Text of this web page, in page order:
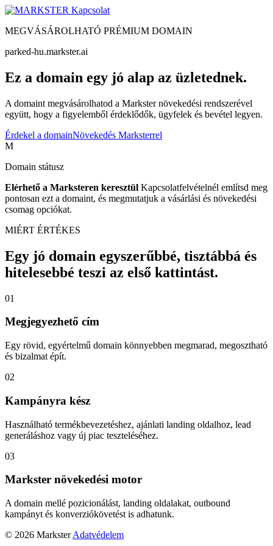
Kapcsolat
MEGVÁSÁROLHATÓ PRÉMIUM DOMAIN
parked-hu.markster.ai
Ez a domain egy jó alap az üzletednek.
A domaint megvásárolhatod a Markster növekedési rendszerével
együtt, hogy a figyelemből érdeklődők, ügyfelek és bevétel legyen.
Érdekel a domainNövekedés Marksterrel
M
Domain státusz
Elérhető a Marksteren keresztül Kapcsolatfelvételnél említsd meg
pontosan ezt a domaint, és megmutatjuk a vásárlási és növekedési
csomag opciókat.
MIÉRT ÉRTÉKES
Egy jó domain egyszerűbbé, tisztábbá és
hitelesebbé teszi az első kattintást.
01
Megjegyezhető cím
Egy rövid, egyértelmű domain könnyebben megmarad, megosztható
és bizalmat épít.
02
Kampányra kész
Használható termékbevezetéshez, ajánlati landing oldalhoz, lead
generáláshoz vagy új piac teszteléséhez.
03
Markster növekedési motor
A domain mellé pozicionálást, landing oldalakat, outbound
kampányt és konverziókövetést is adhatunk.
© 2026 Markster Adatvédelem